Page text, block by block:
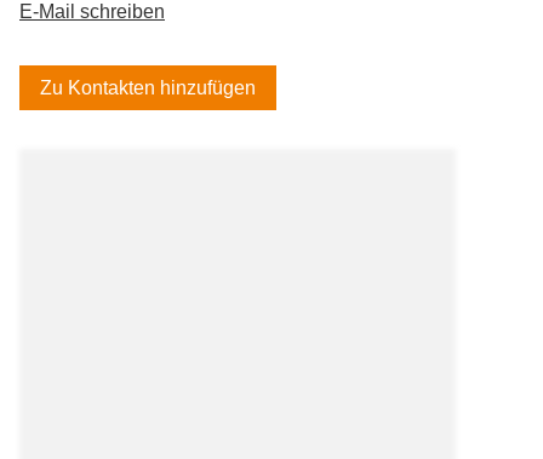
E-Mail schreiben
Zu Kontakten hinzufügen